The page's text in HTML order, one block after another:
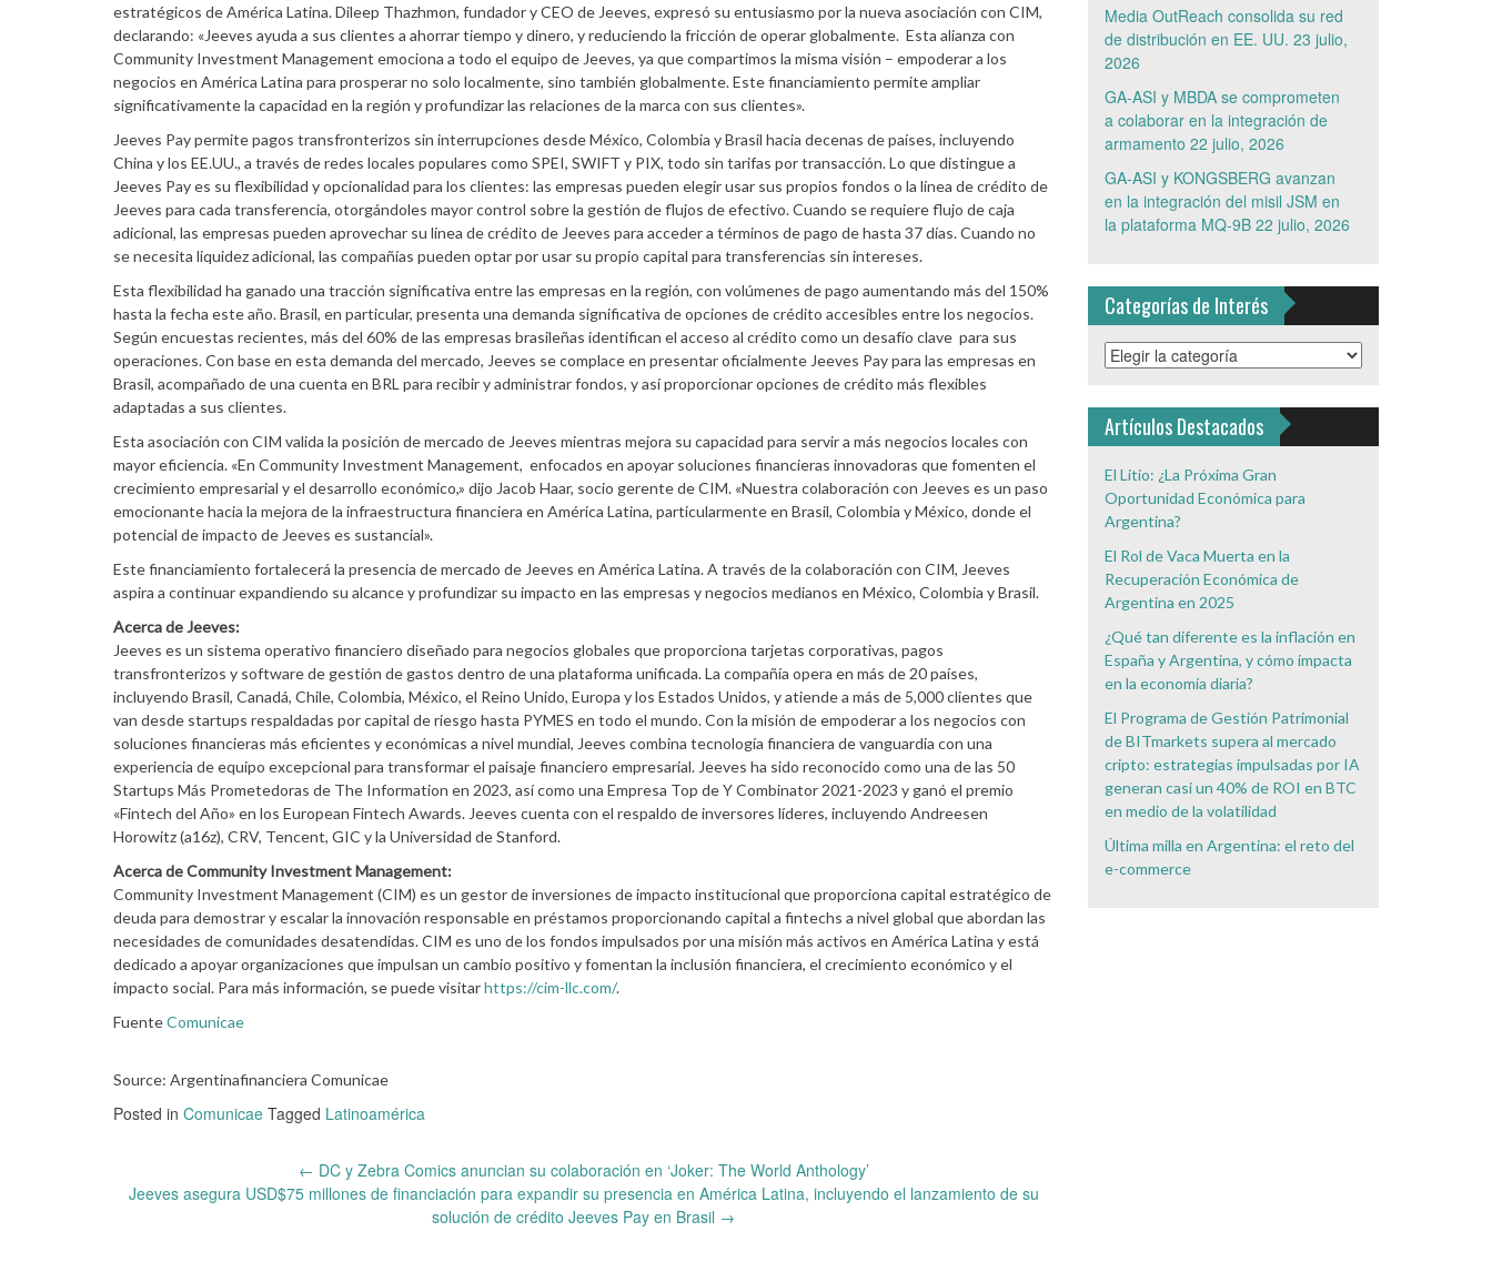
estratégicos de América Latina. Dileep Thazhmon, fundador y CEO de Jeeves, expresó su entusiasmo por la nueva asociación con CIM,
declarando: «Jeeves ayuda a sus clientes a ahorrar tiempo y dinero, y reduciendo la fricción de operar globalmente. Esta alianza con
Community Investment Management emociona a todo el equipo de Jeeves, ya que compartimos la misma visión – empoderar a los
negocios en América Latina para prosperar no solo localmente, sino también globalmente. Este financiamiento permite ampliar
significativamente la capacidad en la región y profundizar las relaciones de la marca con sus clientes».
Jeeves Pay permite pagos transfronterizos sin interrupciones desde México, Colombia y Brasil hacia decenas de países, incluyendo
China y los EE.UU., a través de redes locales populares como SPEI, SWIFT y PIX, todo sin tarifas por transacción. Lo que distingue a
Jeeves Pay es su flexibilidad y opcionalidad para los clientes: las empresas pueden elegir usar sus propios fondos o la línea de crédito de
Jeeves para cada transferencia, otorgándoles mayor control sobre la gestión de flujos de efectivo. Cuando se requiere flujo de caja
adicional, las empresas pueden aprovechar su línea de crédito de Jeeves para acceder a términos de pago de hasta 37 días. Cuando no
se necesita liquidez adicional, las compañías pueden optar por usar su propio capital para transferencias sin intereses.
Esta flexibilidad ha ganado una tracción significativa entre las empresas en la región, con volúmenes de pago aumentando más del 150%
hasta la fecha este año. Brasil, en particular, presenta una demanda significativa de opciones de crédito accesibles entre los negocios.
Según encuestas recientes, más del 60% de las empresas brasileñas identifican el acceso al crédito como un desafío clave para sus
operaciones. Con base en esta demanda del mercado, Jeeves se complace en presentar oficialmente Jeeves Pay para las empresas en
Brasil, acompañado de una cuenta en BRL para recibir y administrar fondos, y así proporcionar opciones de crédito más flexibles
adaptadas a sus clientes.
Esta asociación con CIM valida la posición de mercado de Jeeves mientras mejora su capacidad para servir a más negocios locales con
mayor eficiencia. «En Community Investment Management, enfocados en apoyar soluciones financieras innovadoras que fomenten el
crecimiento empresarial y el desarrollo económico,» dijo Jacob Haar, socio gerente de CIM. «Nuestra colaboración con Jeeves es un paso
emocionante hacia la mejora de la infraestructura financiera en América Latina, particularmente en Brasil, Colombia y México, donde el
potencial de impacto de Jeeves es sustancial».
Este financiamiento fortalecerá la presencia de mercado de Jeeves en América Latina. A través de la colaboración con CIM, Jeeves
aspira a continuar expandiendo su alcance y profundizar su impacto en las empresas y negocios medianos en México, Colombia y Brasil.
Acerca de Jeeves:
Jeeves es un sistema operativo financiero diseñado para negocios globales que proporciona tarjetas corporativas, pagos
transfronterizos y software de gestión de gastos dentro de una plataforma unificada. La compañía opera en más de 20 países,
incluyendo Brasil, Canadá, Chile, Colombia, México, el Reino Unido, Europa y los Estados Unidos, y atiende a más de 5,000 clientes que
van desde startups respaldadas por capital de riesgo hasta PYMES en todo el mundo. Con la misión de empoderar a los negocios con
soluciones financieras más eficientes y económicas a nivel mundial, Jeeves combina tecnología financiera de vanguardia con una
experiencia de equipo excepcional para transformar el paisaje financiero empresarial. Jeeves ha sido reconocido como una de las 50
Startups Más Prometedoras de The Information en 2023, así como una Empresa Top de Y Combinator 2021-2023 y ganó el premio
«Fintech del Año» en los European Fintech Awards. Jeeves cuenta con el respaldo de inversores líderes, incluyendo Andreesen
Horowitz (a16z), CRV, Tencent, GIC y la Universidad de Stanford.
Acerca de Community Investment Management:
Community Investment Management (CIM) es un gestor de inversiones de impacto institucional que proporciona capital estratégico de
deuda para demostrar y escalar la innovación responsable en préstamos proporcionando capital a fintechs a nivel global que abordan las
necesidades de comunidades desatendidas. CIM es uno de los fondos impulsados por una misión más activos en América Latina y está
dedicado a apoyar organizaciones que impulsan un cambio positivo y fomentan la inclusión financiera, el crecimiento económico y el
impacto social. Para más información, se puede visitarhttps://cim-llc.com/.
FuenteComunicae
Source: Argentinafinanciera Comunicae
Posted in Comunicae Tagged Latinoamérica
Post
navigation
← DC y Zebra Comics anuncian su colaboración en ‘Joker: The World Anthology’
Jeeves asegura USD$75 millones de financiación para expandir su presencia en América Latina, incluyendo el lanzamiento de su
solución de crédito Jeeves Pay en Brasil →
Media OutReach consolida su red
de distribución en EE. UU. 23 julio,
2026
GA-ASI y MBDA se comprometen
a colaborar en la integración de
armamento 22 julio, 2026
GA-ASI y KONGSBERG avanzan
en la integración del misil JSM en
la plataforma MQ-9B 22 julio, 2026
Categorías de Interés
Categorías
de
Artículos Destacados
El Litio: ¿La Próxima Gran
Oportunidad Económica para
Argentina?
El Rol de Vaca Muerta en la
Recuperación Económica de
Argentina en 2025
¿Qué tan diferente es la inflación en
España y Argentina, y cómo impacta
en la economía diaria?
El Programa de Gestión Patrimonial
de BITmarkets supera al mercado
cripto: estrategias impulsadas por IA
generan casi un 40% de ROI en BTC
en medio de la volatilidad
Última milla en Argentina: el reto del
e-commerce